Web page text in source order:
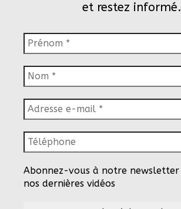
et restez informé.
Abonnez-vous à notre newsletter
nos dernières vidéos